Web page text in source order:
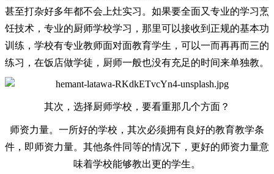
甚至打杂好多年都不会上灶实习。如果要全面又专业的学习烹
饪技术，专业的厨师学校学习，那里可以接收到正规的基本功
训练， 学校有专业教师面对面教育学生，可以一而再再而三的
练习， 在饭店做学徒，厨师一般也没有充足的时间来单独教。
其次，选择厨师学校，要看重那几个方面？
师资力量。一所好的学校，其次必须拥有良好的教育教学条
件，即师资力量。其他条件同等的情况下，更好的师资力量意
味着学校能够教出更的学生。